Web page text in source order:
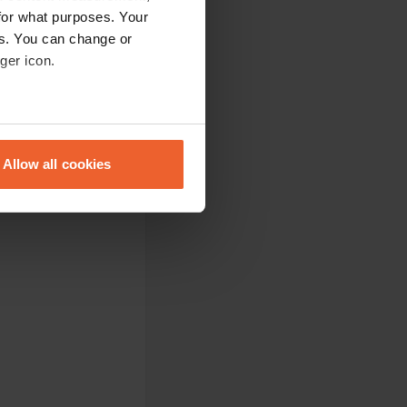
what purposes. Your
You can change or
icon.
meters
our traffic. We also share
may combine it with
Allow all cookies
sono belle
persone;
Non
a metà
si esaurisce in